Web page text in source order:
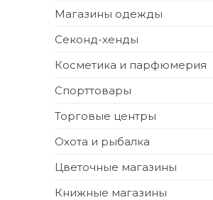
Магазины одежды
Секонд-хенды
Косметика и парфюмерия
Спорттовары
Торговые центры
Охота и рыбалка
Цветочные магазины
Книжные магазины